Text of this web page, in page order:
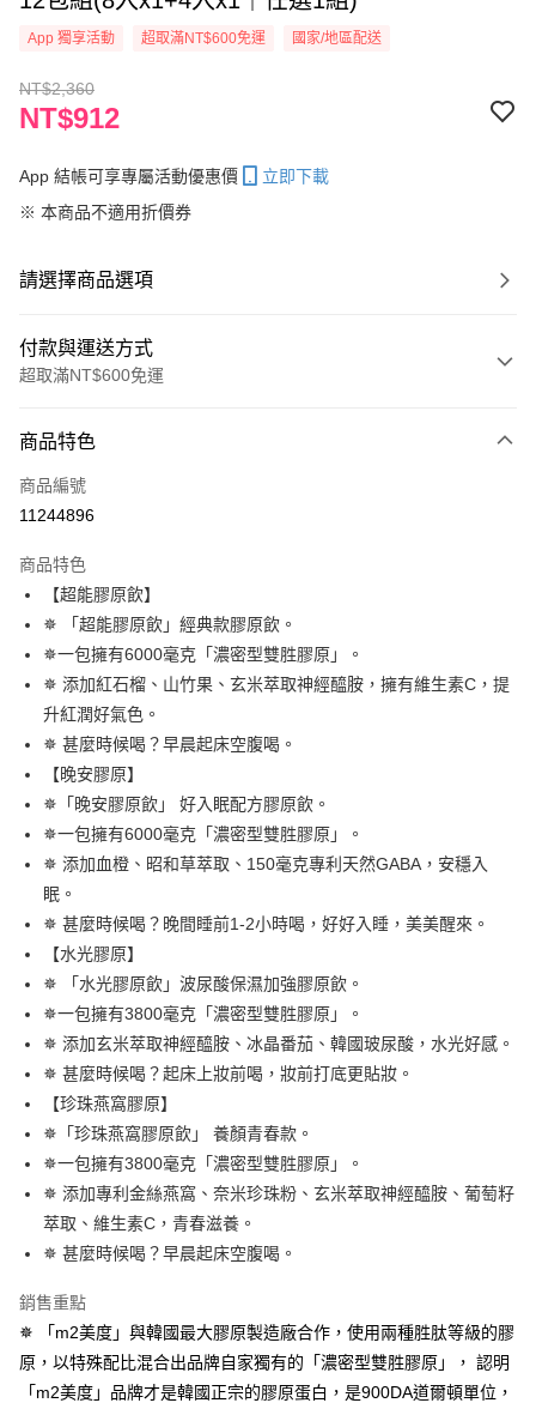
App 獨享活動 超取滿NT$600免運 國家/地區配送
NT$2,360
NT$912
App 結帳可享專屬活動優惠價
立即下載
※ 本商品不適用折價券
請選擇商品選項
付款與運送方式
超取滿NT$600免運
信用卡一次付款
超商取貨付款
Apple Pay
街口支付
悠遊付
大哥付你分期
相關說明
【大哥付你分期使用說明】
1.本服務由台灣大哥大提供，台灣大哥大用戶可立即使用無須另外申請。
流程，驗證手機門號後，選擇欲分期的期數、繳款截止日，確認付款後即完
成交易。
3.實際核准額度、可分期數及費用金額請依後續交易確認頁面所載為準。
4.訂單成立30分鐘內，如未前往確認交易或遇審核未通過，訂單將自動取
消。如遇「轉專審核」未通過狀況，表示未達大哥付你分期系統評分，恕無
法說明評估內容。
【繳款方式說明】
1.分期款項不併入電信帳單，「大哥付你分期」於每月結算日後寄送繳費提
醒簡訊。
2.透過簡訊連結打開帳單後，可選擇「超商條碼／台灣大直營門市／銀行轉
【注意事項】
1.本服務係由「台灣大哥大股份有限公司」（以下簡稱本公司）所提供，讓
用戶於交易時，得透過本服務購買商品或服務，並由商店將買賣／分期付款
買賣價金債權讓與本公司後，依約使用本公司帳單繳交帳款。
2.基於同意付款使用「大哥付你分期」之契約關係目的，商店將以您的個人
由本公司與您本人進行分期帳單所需資料之確認、核對及更正。
3.完整用戶服務條款，請詳閱以下連結： https://oppay.tw/userRule
AFTEE先享後付
相關說明
【關於「AFTEE先享後付」】
AFTEE先享後付是「在收到商品之後才付款」的支付方式。 讓您購物簡單
便利好安心！
１．簡單：不需註冊會員、不需綁卡、不需儲值。
３．安心：先確認商品／服務後，再付款。
【「AFTEE先享後付」結帳流程】
１．於結帳方式選擇「AFTEE先享後付」後，將跳轉至「AFTEE先享後付」
結帳頁面，進行簡訊認證並確認金額後，即可完成結帳。
２．訂單成立數日內，您將收到繳費通知簡訊。
ATM／網路銀行／等多元方式進行付款，方視為交易完成。
※ 請注意：結帳手續完成當下不需立刻繳費，但若您需要取消訂單，請聯絡
購買商品的店家。未經商家同意取消之訂單仍視為有效，需透過AFTEE先享
後付繳納相關費用。
※ 交易是否成功請以「AFTEE先享後付 」之結帳頁面顯示為準，若有關於
是否繳費成功／繳費後需取消欲退款等相關疑問，請聯繫「AFTEE先享後付
１．透過由恩沛科技股份有限公司提供之「AFTEE先享後付」服務完成之交
易，需依本服務之必要範圍內提供個人資料，並將交易相關給付款項請求債
２．關於個人資料處理事宜，請瀏覽以下網址：
https://aftee.tw/terms/#terms3
ATM付款
運送方式
全家取貨付款
付款後全家取貨
每筆NT$100，滿NT$600(含以上)免運費
萊爾富取貨付款
每筆NT$100，滿NT$600(含以上)免運費
付款後萊爾富取貨
每筆NT$100，滿NT$600(含以上)免運費
每筆NT$100，滿NT$600(含以上)免運費
付款後7-11取貨
每筆NT$100，滿NT$600(含以上)免運費
商品特色
商品編號
11244896
商品特色
【超能膠原飲】
✵ 「超能膠原飲」經典款膠原飲。
✵一包擁有6000毫克「濃密型雙胜膠原」。
✵ 添加紅石榴、山竹果、玄米萃取神經醯胺，擁有維生素C，提
升紅潤好氣色。
✵ 甚麼時候喝？早晨起床空腹喝。
【晚安膠原】
✵「晚安膠原飲」 好入眠配方膠原飲。
✵一包擁有6000毫克「濃密型雙胜膠原」。
✵ 添加血橙、昭和草萃取、150毫克專利天然GABA，安穩入
眠。
✵ 甚麼時候喝？晚間睡前1-2小時喝，好好入睡，美美醒來。
【水光膠原】
✵ 「水光膠原飲」波尿酸保濕加強膠原飲。
✵一包擁有3800毫克「濃密型雙胜膠原」。
✵ 添加玄米萃取神經醯胺、冰晶番茄、韓國玻尿酸，水光好感。
✵ 甚麼時候喝？起床上妝前喝，妝前打底更貼妝。
【珍珠燕窩膠原】
✵「珍珠燕窩膠原飲」 養顏青春款。
✵一包擁有3800毫克「濃密型雙胜膠原」。
✵ 添加專利金絲燕窩、奈米珍珠粉、玄米萃取神經醯胺、葡萄籽
萃取、維生素C，青春滋養。
✵ 甚麼時候喝？早晨起床空腹喝。
銷售重點
✵ 「m2美度」與韓國最大膠原製造廠合作，使用兩種胜肽等級的膠
原，以特殊配比混合出品牌自家獨有的「濃密型雙胜膠原」， 認明
「m2美度」品牌才是韓國正宗的膠原蛋白，是900DA道爾頓單位，